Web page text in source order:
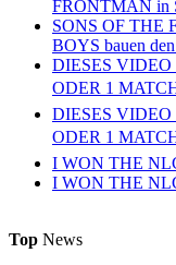
FRONTMAN in
SONS OF THE
BOYS bauen
DIESES
ODER 1
DIESES
ODER 1
I WON THE
I WON THE
Top News